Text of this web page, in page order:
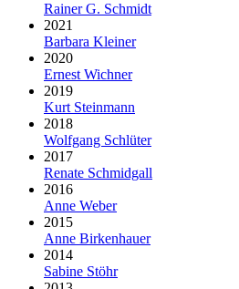
Rainer G. Schmidt
2021
Barbara Kleiner
2020
Ernest Wichner
2019
Kurt Steinmann
2018
Wolfgang Schlüter
2017
Renate Schmidgall
2016
Anne Weber
2015
Anne Birkenhauer
2014
Sabine Stöhr